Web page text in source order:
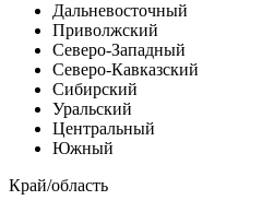
Дальневосточный
Приволжский
Северо-Западный
Северо-Кавказский
Сибирский
Уральский
Центральный
Южный
Край/область